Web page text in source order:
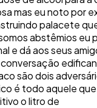
mas eu noto por
palacete
abstêmios eu
e dá aos seus
são dois
é todo aquele
o litro de